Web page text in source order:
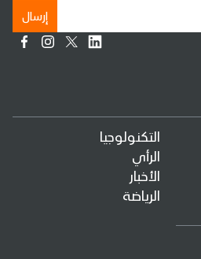
التكنولوجيا
الرأي
الأخبار
الرياضة
إرسال